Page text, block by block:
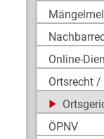
Online-
Ortsrecht
ÖPNV